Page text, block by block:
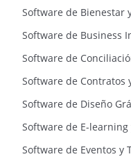
Software de Bienestar
Software de Business
Software de
Software de Contratos
Software de Diseño
Software de E-
Software de Eventos y